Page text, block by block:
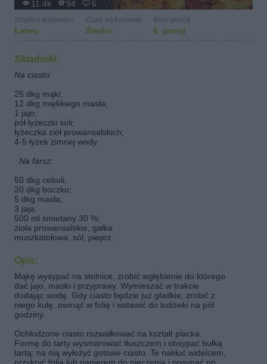
11.4k 94 6
Łatwy Średni 6 porcji
Składniki:
Na ciasto:
25 dkg mąki;
12 dkg miękkiego masła;
1 jajo;
pół łyżeczki soli;
łyżeczka ziół prowansalskich;
4-5 łyżek zimnej wody.
Na farsz:
50 dkg cebuli;
20 dkg boczku;
5 dkg masła;
3 jaja;
500 ml śmietany 30 %;
zioła prowansalskie, gałka
muszkatołowa, sól, pieprz.
Opis:
Mąkę wysypać na stolnice, zrobić wgłębienie do którego
dać jajo, masło i przyprawy. Wymieszać w trakcie
dodając wodę. Gdy ciasto będzie już gładkie, zrobić z
niego kulę, owinąć w folię i wstawić do lodówki na pół
godziny.
Ochłodzone ciasto rozwałkować na kształt placka.
Formę do tarty wysmarować tłuszczem i obsypać bułką
tartą; na nią wyłożyć gotowe ciasto. Te nakłuć widelcem,